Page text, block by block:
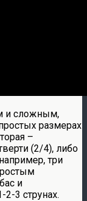
и сложным,
размерах
–
(2/4), либо
три
и
3 струнах.